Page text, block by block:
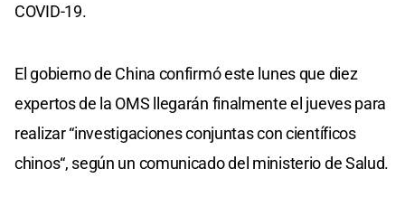
COVID-19.
El gobierno de China confirmó este lunes que diez
expertos de la OMS llegarán finalmente el jueves para
realizar “investigaciones conjuntas con científicos
chinos“, según un comunicado del ministerio de Salud.